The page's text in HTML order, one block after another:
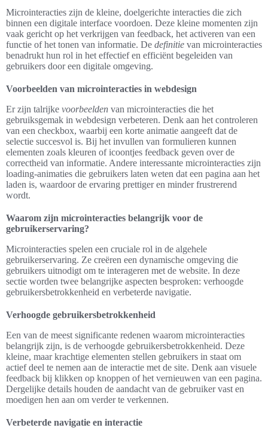
Microinteracties zijn de kleine, doelgerichte interacties die zich
binnen een digitale interface voordoen. Deze kleine momenten zijn
vaak gericht op het verkrijgen van feedback, het activeren van een
functie of het tonen van informatie. De definitie van microinteracties
benadrukt hun rol in het effectief en efficiënt begeleiden van
gebruikers door een digitale omgeving.
Voorbeelden van microinteracties in webdesign
Er zijn talrijke voorbeelden van microinteracties die het
gebruiksgemak in webdesign verbeteren. Denk aan het controleren
van een checkbox, waarbij een korte animatie aangeeft dat de
selectie succesvol is. Bij het invullen van formulieren kunnen
elementen zoals kleuren of icoontjes feedback geven over de
correctheid van informatie. Andere interessante microinteracties zijn
loading-animaties die gebruikers laten weten dat een pagina aan het
laden is, waardoor de ervaring prettiger en minder frustrerend
wordt.
Waarom zijn microinteracties belangrijk voor de
gebruikerservaring?
Microinteracties spelen een cruciale rol in de algehele
gebruikerservaring. Ze creëren een dynamische omgeving die
gebruikers uitnodigt om te interageren met de website. In deze
sectie worden twee belangrijke aspecten besproken: verhoogde
gebruikersbetrokkenheid en verbeterde navigatie.
Verhoogde gebruikersbetrokkenheid
Een van de meest significante redenen waarom microinteracties
belangrijk zijn, is de verhoogde gebruikersbetrokkenheid. Deze
kleine, maar krachtige elementen stellen gebruikers in staat om
actief deel te nemen aan de interactie met de site. Denk aan visuele
feedback bij klikken op knoppen of het vernieuwen van een pagina.
Dergelijke details houden de aandacht van de gebruiker vast en
moedigen hen aan om verder te verkennen.
Verbeterde navigatie en interactie